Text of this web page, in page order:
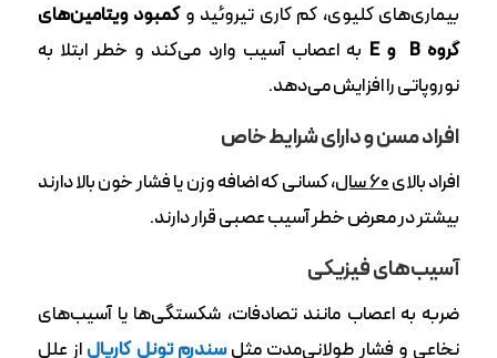
بیماری‌های کلیوی، کم کاری تیروئید وکمبود ویتامین‌های
گروه B و E
به اعصاب آسیب وارد می‌کند و خطر ابتلا به
نوروپاتی را افزایش می‌دهد.
افراد مسن و دارای شرایط خاص
افراد بالای۶۰ سال
، کسانی که اضافه وزن یا فشار خون بالا دارند
بیشتر در معرض خطر آسیب عصبی قرار دارند.
آسیب‌های فیزیکی
ضربه‌ به اعصاب مانند تصادفات، شکستگی‌ها یا آسیب‌های
نخاعی و فشار طولانی‌مدت مثلسندرم تونل کارپالاز علل